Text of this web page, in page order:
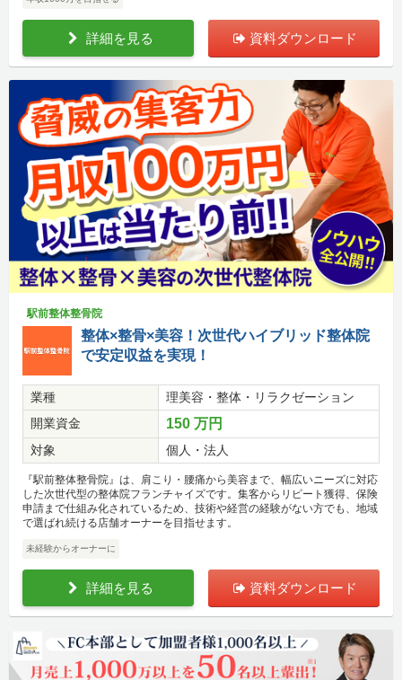
詳細を見る 資料ダウンロード
駅前整体整骨院
整体×整骨×美容！次世代ハイブリッド整体院
で安定収益を実現！
業種
理美容・整体・リラクゼーション
開業資金
150 万円
対象 個人・法人
『駅前整体整骨院』は、肩こり・腰痛から美容まで、幅広いニーズに対応
した次世代型の整体院フランチャイズです。集客からリピート獲得、保険
申請まで仕組み化されているため、技術や経営の経験がない方でも、地域
で選ばれ続ける店舗オーナーを目指せます。
未経験からオーナーに
詳細を見る 資料ダウンロード